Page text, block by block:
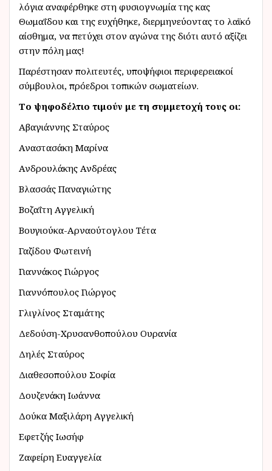
λόγια αναφέρθηκε στη φυσιογνωμία της κας
Θωμαΐδου και της ευχήθηκε, διερμηνεύοντας το λαϊκό
αίσθημα, να πετύχει στον αγώνα της διότι αυτό αξίζει
στην πόλη μας!
Παρέστησαν πολιτευτές, υποψήφιοι περιφερειακοί
σύμβουλοι, πρόεδροι τοπικών σωματείων.
Το ψηφοδέλτιο τιμούν με τη συμμετοχή τους οι:
Αβαγιάννης Σταύρος
Αναστασάκη Μαρίνα
Ανδρουλάκης Ανδρέας
Βλασσάς Παναγιώτης
Βοζαΐτη Αγγελική
Βουγιούκα-Αρναούτογλου Τέτα
Γαζίδου Φωτεινή
Γιαννάκος Γιώργος
Γιαννόπουλος Γιώργος
Γλιγλίνος Σταμάτης
Δεδούση-Χρυσανθοπούλου Ουρανία
Δηλές Σταύρος
Διαθεσοπούλου Σοφία
Δουζενάκη Ιωάννα
Δούκα Μαξιλάρη Αγγελική
Εφετζής Ιωσήφ
Ζαφείρη Ευαγγελία